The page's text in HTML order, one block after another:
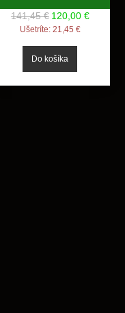
141,45 € 120,00 €
Ušetríte: 21,45 €